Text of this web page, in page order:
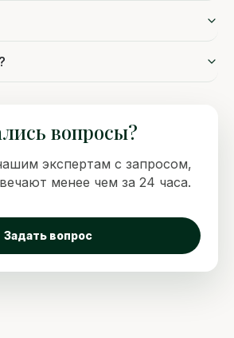
вопросы?
экспертам с запросом,
менее чем за 24 часа.
Задать вопрос